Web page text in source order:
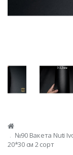
№90 Вакета Nuti
20*30 см 2 сорт